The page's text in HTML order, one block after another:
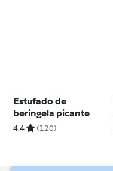
Estufado de
beringela picante
4.4 (120)